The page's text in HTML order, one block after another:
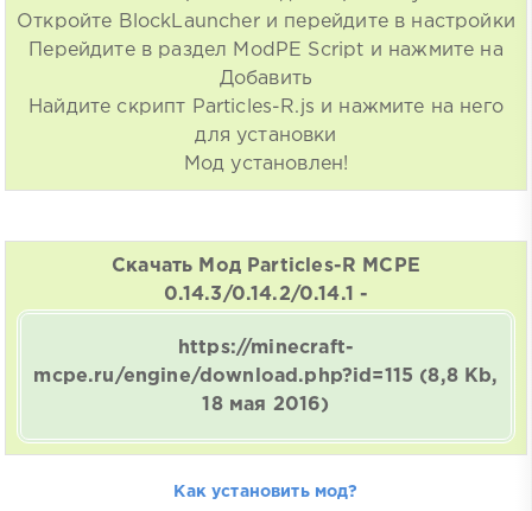
Откройте BlockLauncher и перейдите в настройки
Перейдите в раздел ModPE Script и нажмите на
Добавить
Найдите скрипт Particles-R.js и нажмите на него
для установки
Мод установлен!
Скачать Мод Particles-R MCPE
0.14.3/0.14.2/0.14.1 -
https://minecraft-
mcpe.ru/engine/download.php?id=115 (8,8 Kb,
18 мая 2016)
Как установить мод?